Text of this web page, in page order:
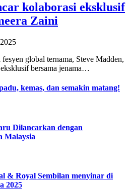
kolaborasi eksklusif
Zaini
global ternama, Steve Madden,
bersama jenama…
kemas, dan semakin matang!
Dilancarkan dengan
Malaysia
& Royal Sembilan menyinar di
2025